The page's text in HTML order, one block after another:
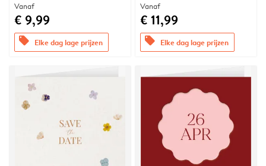
Vanaf
€ 9,99
offers Elke dag lage prijzen
Vanaf
€ 11,99
offers Elke dag lage prijzen